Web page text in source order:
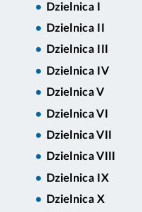
Dzielnica I
Dzielnica II
Dzielnica III
Dzielnica IV
Dzielnica V
Dzielnica VI
Dzielnica VII
Dzielnica VIII
Dzielnica IX
Dzielnica X